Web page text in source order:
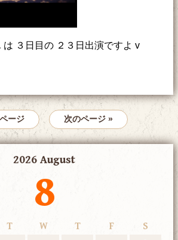
は ３日目の ２３日出演ですよ v
ージ 次のページ »
2026 August
8
T W T F
S